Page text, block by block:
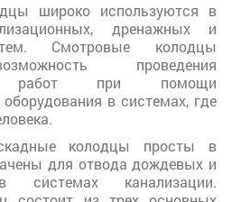
широко используются в
дренажных и
Смотровые колодцы
проведения
работ при помощи
в системах, где
колодцы просты в
для отвода дождевых и
канализации.